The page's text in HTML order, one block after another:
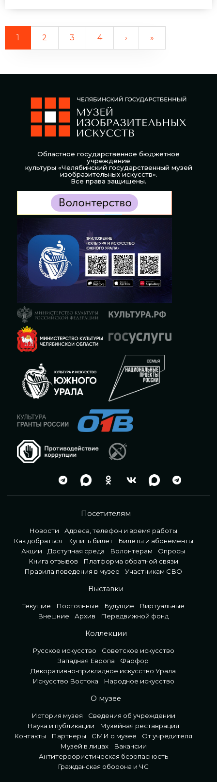
1 2 3 4 › »
Областное государственное бюджетное
учреждение
культуры «Челябинский государственный музей
изобразительных искусств».
Все права защищены.
Посетителям
Новости
Адреса, телефон и время работы
Как добраться
Купить билет
Билеты и абонементы
Акции
Доступная среда Волонтерам
Опросы
Книга отзывов
Платформа обратной связи
Правила поведения в музее
Участникам СВО
Выставки
Текущие Постоянные Будущие
Виртуальные
Внешние
Архив Передвижной фонд
Коллекции
Русское искусство
Советское искусство
Западная Европа
Фарфор
Декоративно-прикладное искусство Урала
Искусство Востока
Народное искусство
О музее
История музея
Сведения об учреждении
Наука и публикации
Музейная реставрация
Контакты
Партнеры СМИ о музее
От учредителя
Музей в лицах
Вакансии
Антитеррористическая безопасность
Гражданская оборона и ЧС